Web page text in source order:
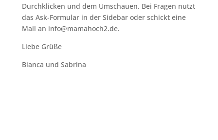
Durchklicken und dem Umschauen. Bei Fragen nutzt
das Ask-Formular in der Sidebar oder schickt eine
Mail an info@mamahoch2.de.
Liebe Grüße
Bianca und Sabrina